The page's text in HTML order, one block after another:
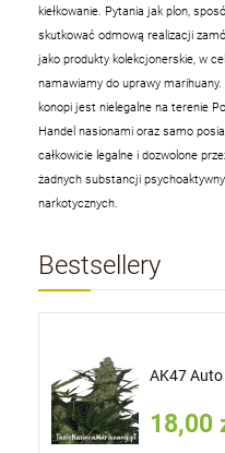
kiełkowanie. Pytania jak plon,
skutkować odmową realizacji
jako produkty kolekcjonerskie, w
namawiamy do uprawy
konopi jest nielegalne na terenie
Handel nasionami oraz samo
całkowicie legalne i dozwolone
żadnych substancji
narkotycznych.
Bestsellery
AK47 Auto
18,00